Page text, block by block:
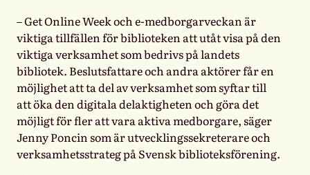
– Get Online Week och e-medborgarveckan är
viktiga tillfällen för biblioteken att utåt visa på den
viktiga verksamhet som bedrivs på landets
bibliotek. Beslutsfattare och andra aktörer får en
möjlighet att ta del av verksamhet som syftar till
att öka den digitala delaktigheten och göra det
möjligt för fler att vara aktiva medborgare, säger
Jenny Poncin som är utvecklingssekreterare och
verksamhetsstrateg på Svensk biblioteksförening.